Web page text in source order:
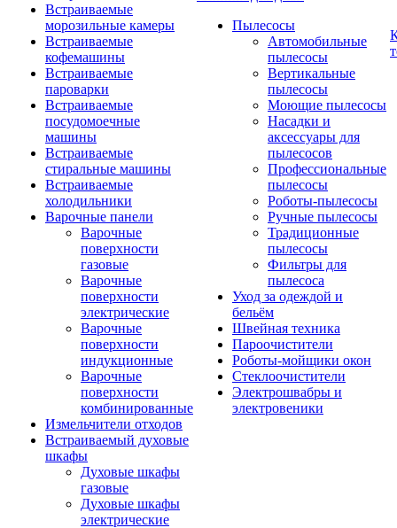
Встраиваемые
морозильные камеры
Встраиваемые
кофемашины
Встраиваемые
пароварки
Встраиваемые
посудомоечные
машины
Встраиваемые
стиральные машины
Встраиваемые
холодильники
Варочные панели
Варочные
поверхности
газовые
Варочные
поверхности
электрические
Варочные
поверхности
индукционные
Варочные
поверхности
комбинированные
Измельчители отходов
Встраиваемый духовые
шкафы
Духовые шкафы
газовые
Духовые шкафы
электрические
Пылесосы
Автомобильные
пылесосы
Вертикальные
пылесосы
Моющие пылесосы
Насадки и
аксессуары для
пылесосов
Профессиональные
пылесосы
Роботы-пылесосы
Ручные пылесосы
Традиционные
пылесосы
Фильтры для
пылесоса
Уход за одеждой и
бельём
Швейная техника
Пароочистители
Роботы-мойщики окон
Стеклоочистители
Электрошвабры и
электровеники